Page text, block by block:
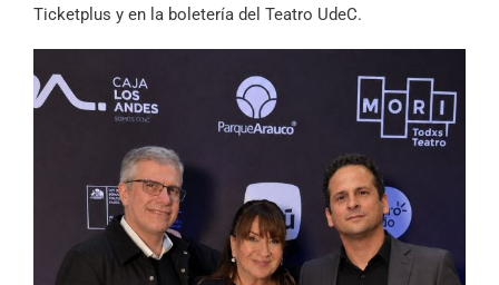
Ticketplus y en la boletería del Teatro UdeC.